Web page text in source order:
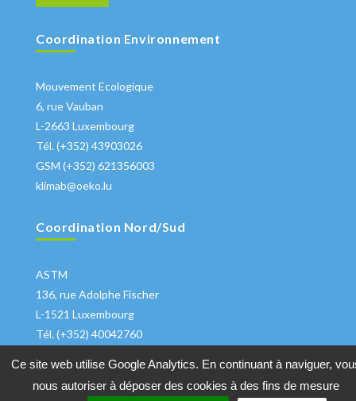
Coordination Environnement
Mouvement Ecologique
6, rue Vauban
L-2663 Luxembourg
Tél. (+352) 43903026
GSM (+352) 621356003
klimab@oeko.lu
Coordination Nord/Sud
ASTM
136, rue Adolphe Fischer
L-1521 Luxembourg
Tél. (+352) 40042760
Ce site web utilise Google Analytics. En continuant à naviguer,
nous autoriser à déposer des cookies à des fins de mesure